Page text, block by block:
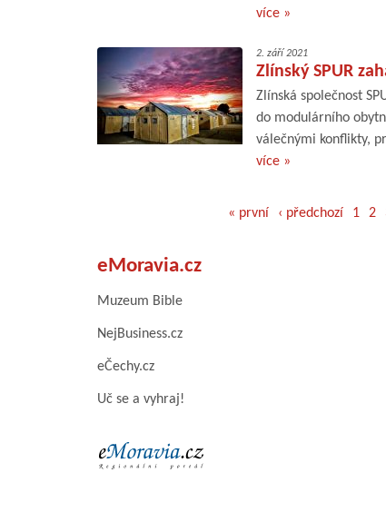
více »
2. září 2021
Zlínský SPUR
Zlínská společnost
do modulárního
válečnými konflikty,
více »
« první ‹ předchozí 1 2
eMoravia.cz
Muzeum Bible
NejBusiness.cz
eČechy.cz
Uč se a vyhraj!